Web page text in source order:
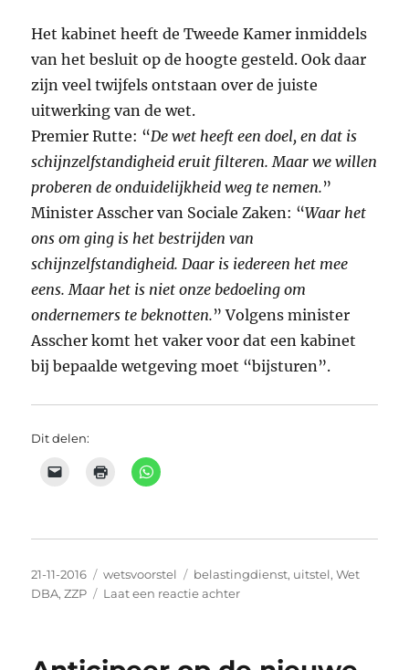
Het kabinet heeft de Tweede Kamer inmiddels
van het besluit op de hoogte gesteld. Ook daar
zijn veel twijfels ontstaan over de juiste
uitwerking van de wet.
Premier Rutte: “De wet heeft een doel, en dat is
schijnzelfstandigheid eruit filteren. Maar we willen
proberen de onduidelijkheid weg te nemen.”
Minister Asscher van Sociale Zaken: “Waar het
ons om ging is het bestrijden van
schijnzelfstandigheid. Daar is iedereen het mee
eens. Maar het is niet onze bedoeling om
ondernemers te beknotten.” Volgens minister
Asscher komt het vaker voor dat een kabinet
bij bepaalde wetgeving moet “bijsturen”.
Dit delen:
Geplaatst
op
21-11-2016 Categorieën
wetsvoorstel Tags
belastingdienst, uitstel,Wet
DBA,ZZP Laat een reactie achterop